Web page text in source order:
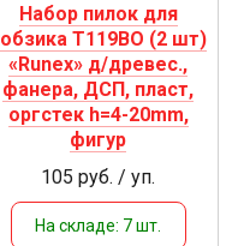
Набор пилок для
Т119ВО (2 шт)
«Runex» д/древес.,
фанера, ДСП, пласт,
оргстек h=4-20mm,
фигур
105 руб. / уп.
На складе: 7 шт.